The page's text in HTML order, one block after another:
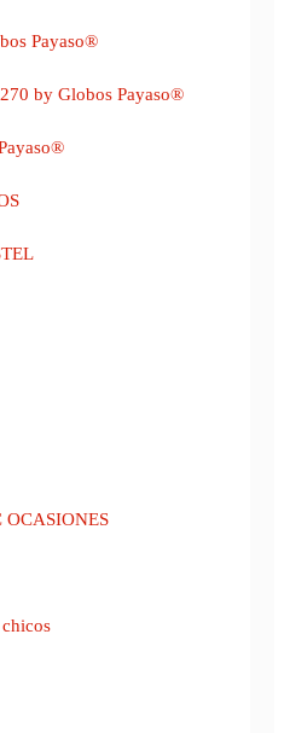
Payaso®
by Globos Payaso®
OCASIONES